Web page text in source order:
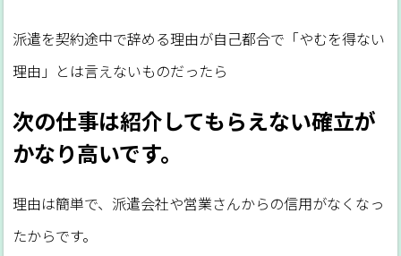
派遣を契約途中で辞める理由が自己都合で「やむを得ない
理由」とは言えないものだったら
次の仕事は紹介してもらえない確立が
かなり高いです。
理由は簡単で、派遣会社や営業さんからの信用がなくなっ
たからです。